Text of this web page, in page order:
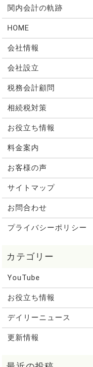
関内会計の軌跡
HOME
会社情報
会社設立
税務会計顧問
相続税対策
お役立ち情報
料金案内
お客様の声
サイトマップ
お問合わせ
プライバシーポリシー
YouTube
お役立ち情報
デイリーニュース
更新情報